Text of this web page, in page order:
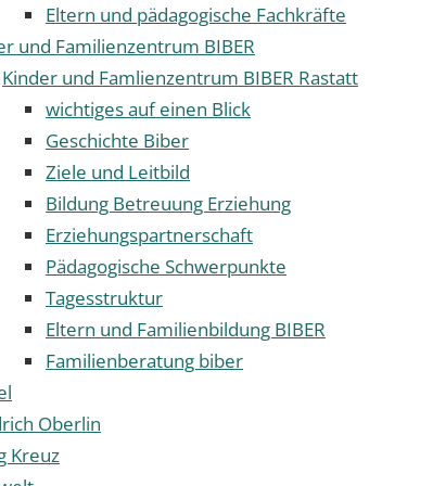
Eltern und pädagogische Fachkräfte
und Familienzentrum BIBER
Kinder und Famlienzentrum BIBER Rastatt
wichtiges auf einen Blick
Geschichte Biber
Ziele und Leitbild
Bildung Betreuung Erziehung
Erziehungspartnerschaft
Pädagogische Schwerpunkte
Tagesstruktur
Eltern und Familienbildung BIBER
Familienberatung biber
Oberlin
Kreuz